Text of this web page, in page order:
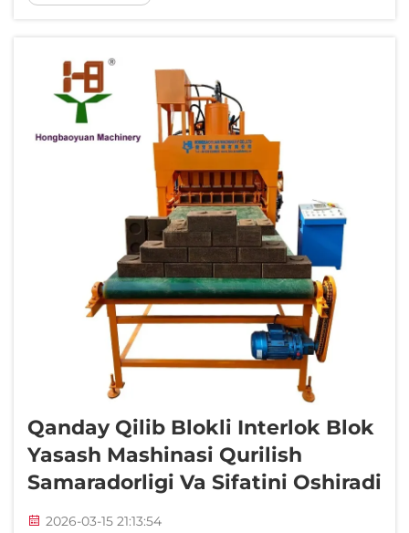
siqish ularning struktural birligini oshiradi.
bloklarga ikkita asosiy …
Qanday Qilib Blokli Interlok Blok
Yasash Mashinasi Qurilish
Samaradorligi Va Sifatini Oshiradi
2026-03-15 21:13:54